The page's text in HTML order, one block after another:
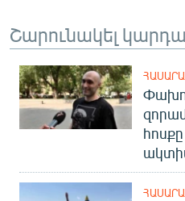
Շարունակել